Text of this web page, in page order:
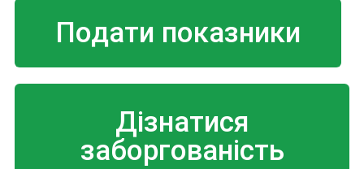
Подати показники
Дізнатися
заборгованість